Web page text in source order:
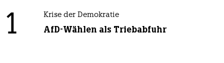
1 Krise der Demokratie
AfD-Wählen als Triebabfuhr